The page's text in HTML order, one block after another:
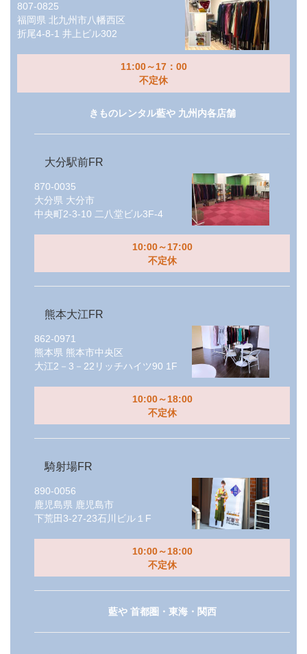
807-0825
福岡県 北九州市八幡西区
折尾4-8-1 井上ビル302
11:00～17：00
不定休
きものレンタル藍や 九州内各店舗
大分駅前FR
870-0035
大分県 大分市
中央町2-3-10 二八堂ビル3F-4
10:00～17:00
不定休
熊本大江FR
862-0971
熊本県 熊本市中央区
大江2－3－22リッチハイツ90 1F
10:00～18:00
不定休
騎射場FR
890-0056
鹿児島県 鹿児島市
下荒田3-27-23石川ビル１F
10:00～18:00
不定休
藍や 首都圏・東海・関西